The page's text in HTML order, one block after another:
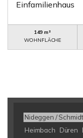
Einfamilienhaus
149 m²
WOHNFLÄCHE
Nideggen / Schmidt
Heimbach
Düren